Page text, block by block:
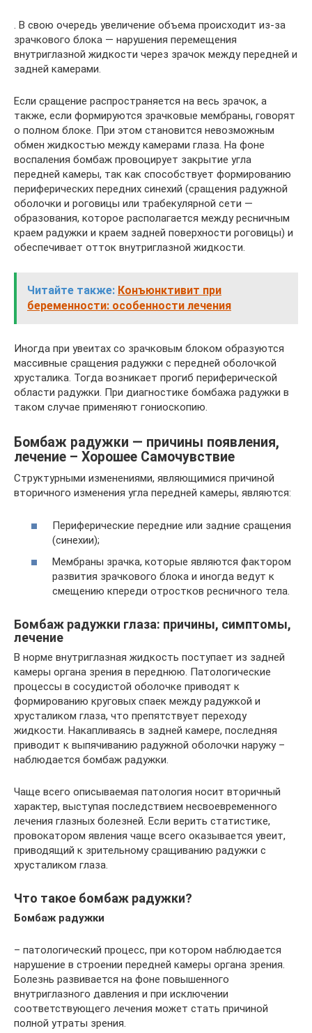
. В свою очередь увеличение объема происходит из-за
зрачкового блока — нарушения перемещения
внутриглазной жидкости через зрачок между передней и
задней камерами.
Если сращение распространяется на весь зрачок, а
также, если формируются зрачковые мембраны, говорят
о полном блоке. При этом становится невозможным
обмен жидкостью между камерами глаза. На фоне
воспаления бомбаж провоцирует закрытие угла
передней камеры, так как способствует формированию
периферических передних синехий (сращения радужной
оболочки и роговицы или трабекулярной сети —
образования, которое располагается между ресничным
краем радужки и краем задней поверхности роговицы) и
обеспечивает отток внутриглазной жидкости.
Читайте также: Конъюнктивит при
беременности: особенности лечения
Иногда при увеитах со зрачковым блоком образуются
массивные сращения радужки с передней оболочкой
хрусталика. Тогда возникает прогиб периферической
области радужки. При диагностике бомбажа радужки в
таком случае применяют гониоскопию.
Бомбаж радужки — причины появления,
лечение – Хорошее Самочувствие
Структурными изменениями, являющимися причиной
вторичного изменения угла передней камеры, являются:
Периферические передние или задние сращения
(синехии);
Мембраны зрачка, которые являются фактором
развития зрачкового блока и иногда ведут к
смещению кпереди отростков ресничного тела.
Бомбаж радужки глаза: причины, симптомы,
лечение
В норме внутриглазная жидкость поступает из задней
камеры органа зрения в переднюю. Патологические
процессы в сосудистой оболочке приводят к
формированию круговых спаек между радужкой и
хрусталиком глаза, что препятствует переходу
жидкости. Накапливаясь в задней камере, последняя
приводит к выпячиванию радужной оболочки наружу –
наблюдается бомбаж радужки.
Чаще всего описываемая патология носит вторичный
характер, выступая последствием несвоевременного
лечения глазных болезней. Если верить статистике,
провокатором явления чаще всего оказывается увеит,
приводящий к зрительному сращиванию радужки с
хрусталиком глаза.
Что такое бомбаж радужки?
Бомбаж радужки
– патологический процесс, при котором наблюдается
нарушение в строении передней камеры органа зрения.
Болезнь развивается на фоне повышенного
внутриглазного давления и при исключении
соответствующего лечения может стать причиной
полной утраты зрения.